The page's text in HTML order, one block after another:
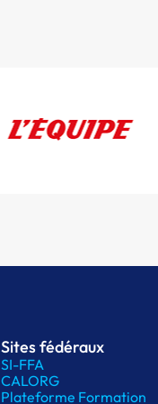
Sites fédéraux
SI-FFA
CALORG
Plateforme Formation